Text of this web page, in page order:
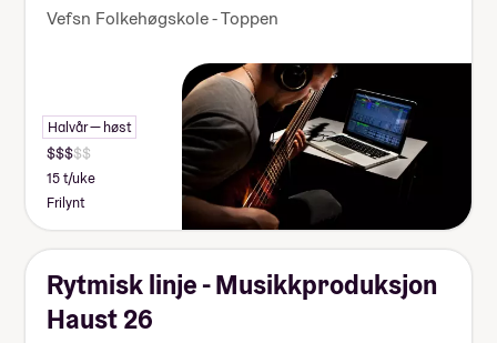
Vefsn Folkehøgskole - Toppen
Halvår — høst
15 t/uke
Frilynt
Rytmisk linje - Musikkproduksjon
Haust 26